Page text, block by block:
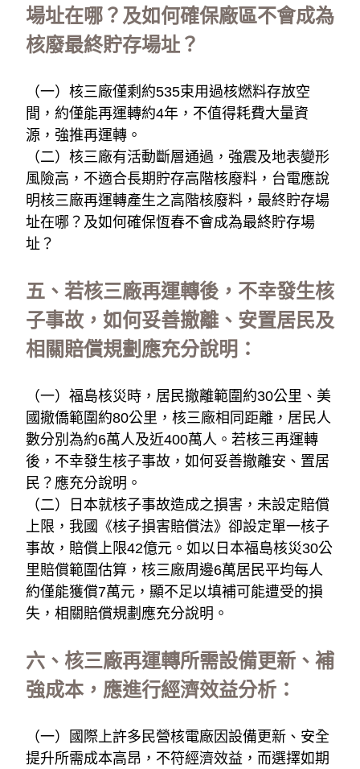
場址在哪？及如何確保廠區不會成為
核廢最終貯存場址？
（一）核三廠僅剩約535束用過核燃料存放空
間，約僅能再運轉約4年，不值得耗費大量資
源，強推再運轉。
（二）核三廠有活動斷層通過，強震及地表變形
風險高，不適合長期貯存高階核廢料，台電應說
明核三廠再運轉產生之高階核廢料，最終貯存場
址在哪？及如何確保恆春不會成為最終貯存場
址？
五、若核三廠再運轉後，不幸發生核
子事故，如何妥善撤離、安置居民及
相關賠償規劃應充分說明：
（一）福島核災時，居民撤離範圍約30公里、美
國撤僑範圍約80公里，核三廠相同距離，居民人
數分別為約6萬人及近400萬人。若核三再運轉
後，不幸發生核子事故，如何妥善撤離安、置居
民？應充分說明。
（二）日本就核子事故造成之損害，未設定賠償
上限，我國《核子損害賠償法》卻設定單一核子
事故，賠償上限42億元。如以日本福島核災30公
里賠償範圍估算，核三廠周邊6萬居民平均每人
約僅能獲償7萬元，顯不足以填補可能遭受的損
失，相關賠償規劃應充分說明。
六、核三廠再運轉所需設備更新、補
強成本，應進行經濟效益分析：
（一）國際上許多民營核電廠因設備更新、安全
提升所需成本高昂，不符經濟效益，而選擇如期